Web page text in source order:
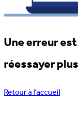
Une erreur
réessayer
Retour à l’accueil